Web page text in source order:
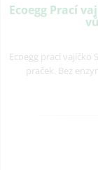
Ecoegg Prací
Ecoegg prací vajíčko
praček. Bez